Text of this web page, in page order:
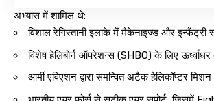
अभ्यास में शामिल थे:
विशाल रेगिस्तानी इलाके में मैकेनाइज्ड और इन्फैंट्री
विशेष हेलिबोर्न ऑपरेशन्स (SHBO) के लिए
आर्मी एविएशन द्वारा समन्वित अटैक हेलिकॉप्टर मिशन